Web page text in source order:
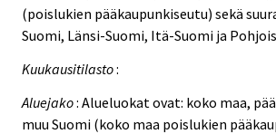
(poislukien pääkaupunkiseutu) sekä
Suomi, Länsi-Suomi, Itä-Suomi ja
Kuukausitilasto:
Aluejako: Alueluokat ovat: koko maa,
muu Suomi (koko maa poislukien